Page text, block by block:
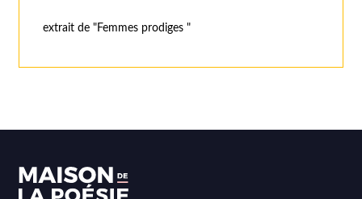
extrait de "Femmes prodiges "